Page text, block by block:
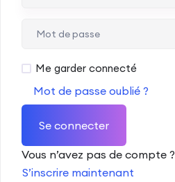
Me garder connecté
Mot de passe oublié ?
Se connecter
Vous n’avez pas de compte ?
S’inscrire maintenant